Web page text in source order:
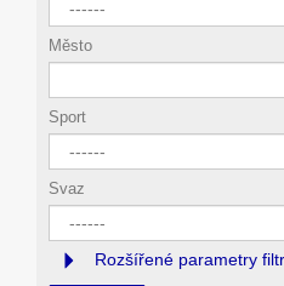
Město
Sport
Svaz
Rozšířené parametry